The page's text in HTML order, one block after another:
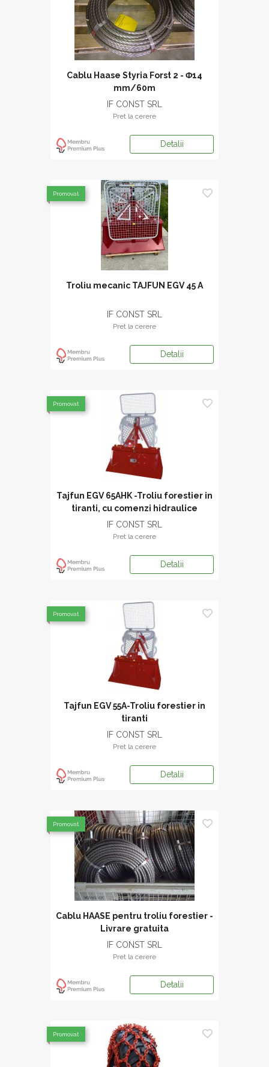
Cablu Haase Styria Forst 2 - Φ14
mm/60m
IF CONST SRL
Pret la cerere
Detalii
Troliu mecanic TAJFUN EGV 45 A
IF CONST SRL
Pret la cerere
Detalii
Promovat
Tajfun EGV 65AHK -Troliu forestier in
tiranti, cu comenzi hidraulice
IF CONST SRL
Pret la cerere
Detalii
Promovat
Tajfun EGV 55A-Troliu forestier in
tiranti
IF CONST SRL
Pret la cerere
Detalii
Promovat
Cablu HAASE pentru troliu forestier -
Livrare gratuita
IF CONST SRL
Pret la cerere
Detalii
Promovat
Promovat